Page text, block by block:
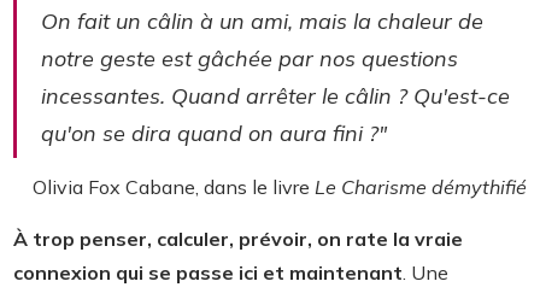
On fait un câlin à un ami, mais la chaleur de
notre geste est gâchée par nos questions
incessantes. Quand arrêter le câlin ? Qu'est-ce
qu'on se dira quand on aura fini ?"
Olivia Fox Cabane, dans le livre Le Charisme démythifié
À trop penser, calculer, prévoir, on rate la vraie
connexion qui se passe ici et maintenant. Une